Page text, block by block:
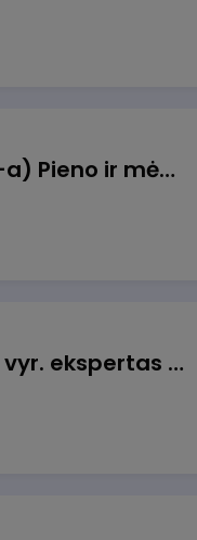
Užsakymų komplektuotojas (-a) Pieno ir mėsos sandėlyje
Veiklos užtikrinimo ir atitikties vyr. ekspertas (-ė) (Vilnius, LT)